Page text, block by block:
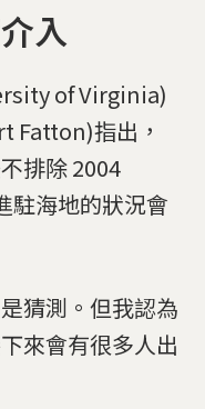
入
of Virginia)
Fatton)指出，
排除 2004
駐海地的狀況會
猜測。但我認為
來會有很多人出